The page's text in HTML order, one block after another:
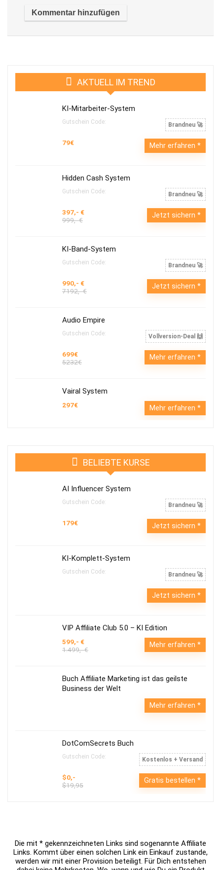
AKTUELL IM TREND
KI-Mitarbeiter-System
Gutschein Code: Brandneu 🚀
79€ Mehr erfahren
Hidden Cash System
Gutschein Code: Brandneu 🚀
397,- €
999,- €
Jetzt sichern
KI-Band-System
Gutschein Code: Brandneu 🚀
990,- €
7192,- €
Jetzt sichern
Audio Empire
Gutschein Code: Vollversion-Deal 🙌
699€
5232€
Mehr erfahren
Vairal System
297€ Mehr erfahren
BELIEBTE KURSE
AI Influencer System
Gutschein Code: Brandneu 🚀
179€ Jetzt sichern
KI-Komplett-System
Gutschein Code: Brandneu 🚀
Jetzt sichern
VIP Affiliate Club 5.0 – KI Edition
599,- €
1.499,- €
Mehr erfahren
Buch Affiliate Marketing ist das geilste
Business der Welt
Mehr erfahren
DotComSecrets Buch
Gutschein Code: Kostenlos + Versand
$0,-
$19,95
Gratis bestellen
Die mit * gekennzeichneten Links sind sogenannte Affiliate
Links. Kommt über einen solchen Link ein Einkauf zustande,
werden wir mit einer Provision beteiligt. Für Dich entstehen